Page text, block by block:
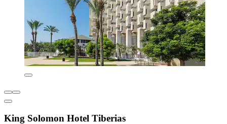
King Solomon Hotel Tiberias